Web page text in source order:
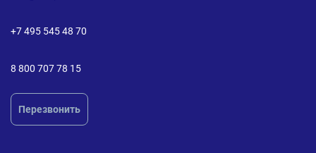
+7 495 545 48 70
8 800 707 78 15
Перезвонить